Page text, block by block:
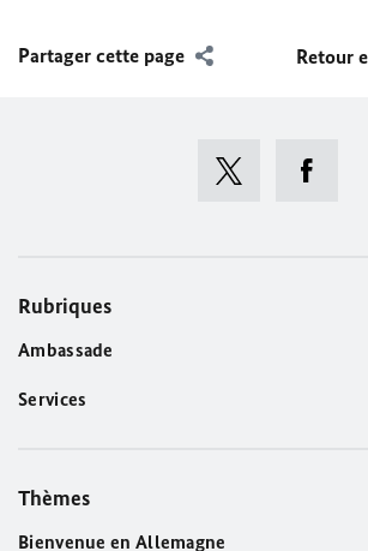
Partager cette page Retour
Rubriques
Ambassade
Services
Thèmes
Bienvenue en Allemagne